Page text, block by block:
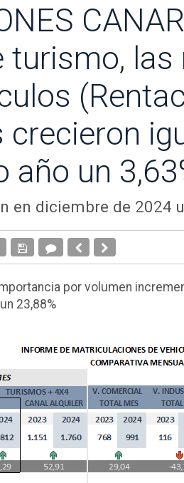
turismo,
año un
en diciembre de 2024
por volumen
23,88%